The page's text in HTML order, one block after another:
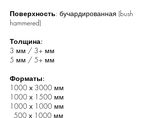
Поверхность: бучардированная (bush
hammered)
Толщина:
3 мм / 3+ мм
5 мм / 5+ мм
Форматы:
1000 х 3000 мм
1000 х 1500 мм
1000 х 1000 мм
500 х 1000 мм